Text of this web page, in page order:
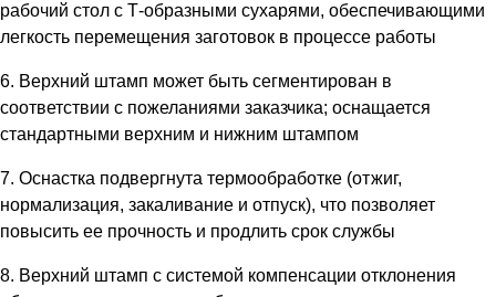
рабочий стол с Т-образными сухарями, обеспечивающими
легкость перемещения заготовок в процессе работы
6. Верхний штамп может быть сегментирован в
соответствии с пожеланиями заказчика; оснащается
стандартными верхним и нижним штампом
7. Оснастка подвергнута термообработке (отжиг,
нормализация, закаливание и отпуск), что позволяет
повысить ее прочность и продлить срок службы
8. Верхний штамп с системой компенсации отклонения